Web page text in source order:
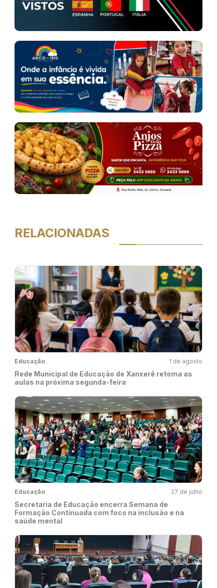
RELACIONADAS
Educação 1 de agosto
Rede Municipal de Educação de Xanxerê retoma as
aulas na próxima segunda-feira
Educação 27 de julho
Secretaria de Educação encerra Semana de
Formação Continuada com foco na inclusão e na
saúde mental